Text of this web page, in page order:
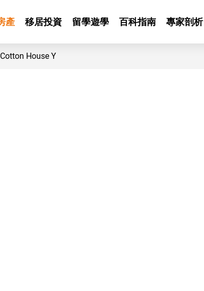
產 移居投資 留學遊學 百科指南 專家剖析
House Y